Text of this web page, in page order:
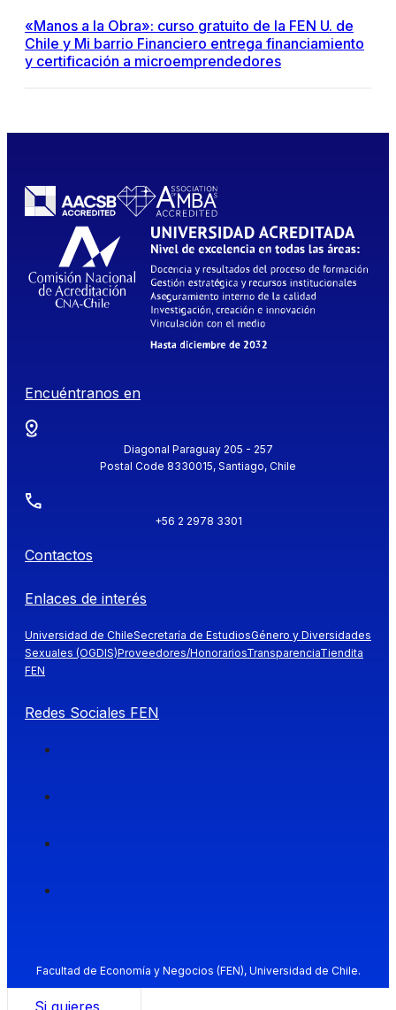
«Manos a la Obra»: curso gratuito de la FEN U. de
Chile y Mi barrio Financiero entrega financiamiento
y certificación a microemprendedores
Encuéntranos en
Diagonal Paraguay 205 - 257
Postal Code 8330015, Santiago, Chile
+56 2 2978 3301
Contactos
Enlaces de interés
Universidad de ChileSecretaría de EstudiosGénero y Diversidades
Sexuales (OGDIS)Proveedores/HonorariosTransparenciaTiendita
FEN
Redes Sociales FEN
Facultad de Economía y Negocios (FEN), Universidad de Chile.
Si quieres